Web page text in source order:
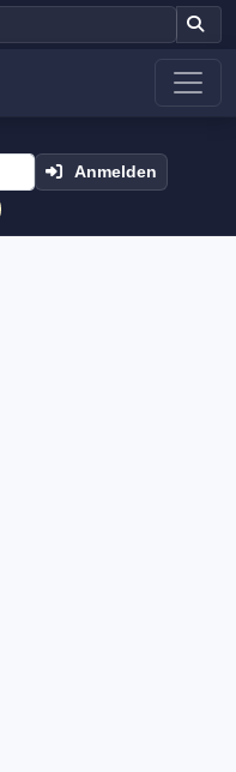
Anmelden